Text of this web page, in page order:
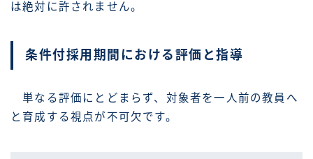
は絶対に許されません。
条件付採用期間における評価と指導
単なる評価にとどまらず、対象者を一人前の教員へ
と育成する視点が不可欠です。